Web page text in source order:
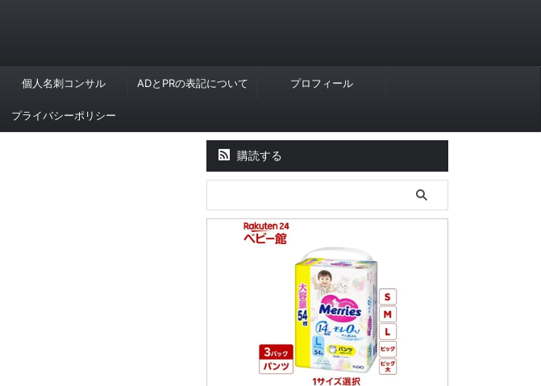
個人名刺コンサル ADとPRの表記について プロフィール
プライバシーポリシー
購読する